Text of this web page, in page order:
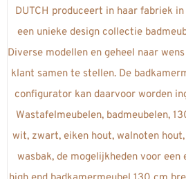
worden
op
de
productpagina